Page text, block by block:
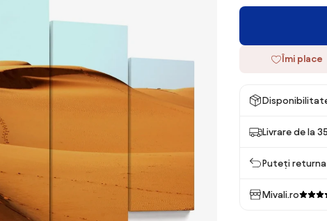
Îmi place
Livrare de la
Puteți returna
Mivali.ro